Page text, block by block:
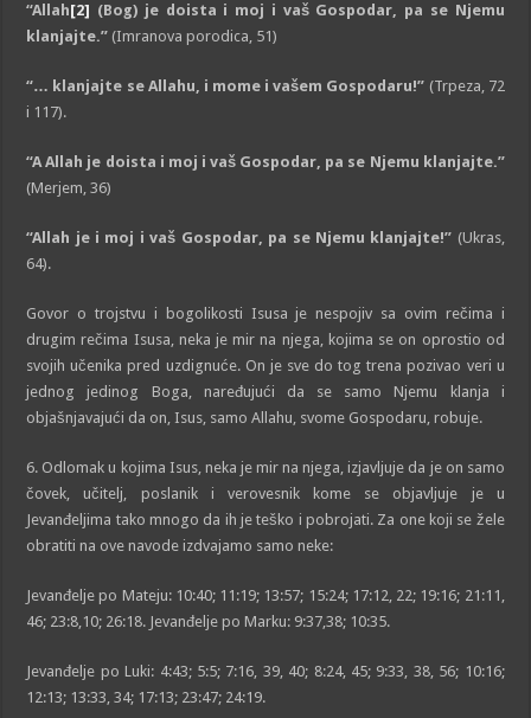
“Allah[2] (Bog) je doista i moj i vaš Gospodar, pa se Njemu
klanjajte.” (Imranova porodica, 51)
“… klanjajte se All ahu, i mome i vašem Gospodaru!” (Trpeza, 72
i 117).
“A Allah je doista i moj i vaš Gospodar, pa se Njemu klanjajte.”
(Merjem, 36)
“Allah je i moj i vaš Gospodar, pa se Njemu klanjajte!” (Ukras,
64).
Govor o trojstvu i bogolikosti Isusa je nespojiv sa ovim rečima i
drugim rečima Isusa, neka je mir na njega, kojima se on oprostio od
svojih učenika pred uzdignuće. On je sve do tog trena pozivao veri u
jednog jedinog Boga, naređujući da se samo Njemu klanja i
objašnjavajući da on, Isus, samo Allahu, svome Gospodaru, robuje.
6. Odlomak u kojima Isus, neka je mir na njega, izjavljuje da je on samo
čovek, učitelj, poslanik i verovesnik kome se objavljuje je u
Jevanđeljima tako mnogo da ih je teško i pobrojati. Za one koji se žele
obratiti na ove navode izdvajamo samo neke:
Jevanđelje po Mateju: 10:40; 11:19; 13:57; 15:24; 17:12, 22; 19:16; 21:11,
46; 23:8,10; 26:18. Jevanđelje po Marku: 9:37,38; 10:35.
Jevanđelje po Luki: 4:43; 5:5; 7:16, 39, 40; 8:24, 45; 9:33, 38, 56; 10:16;
12:13; 13:33, 34; 17:13; 23:47; 24:19.